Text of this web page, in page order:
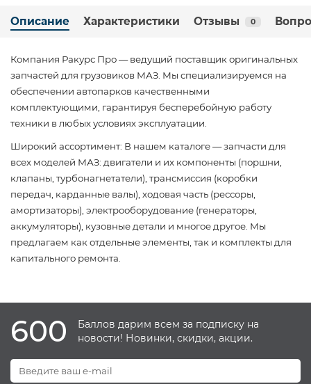
Описание Характеристики Отзывы 0
Компания Ракурс Про — ведущий поставщик оригинальных
запчастей для грузовиков МАЗ. Мы специализируемся на
обеспечении автопарков качественными
комплектующими, гарантируя бесперебойную работу
техники в любых условиях эксплуатации.
Широкий ассортимент: В нашем каталоге — запчасти для
всех моделей МАЗ: двигатели и их компоненты (поршни,
клапаны, турбонагнетатели), трансмиссия (коробки
передач, карданные валы), ходовая часть (рессоры,
амортизаторы), электрооборудование (генераторы,
аккумуляторы), кузовные детали и многое другое. Мы
предлагаем как отдельные элементы, так и комплекты для
капитального ремонта.
600
Баллов дарим всем за подписку на
новости! Новинки, скидки, акции.